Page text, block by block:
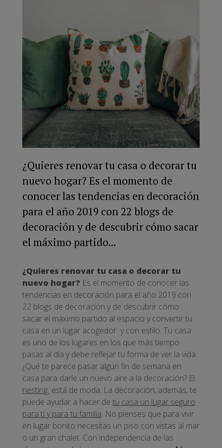
¿Quieres renovar tu casa o decorar tu
nuevo hogar? Es el momento de
conocer las tendencias en decoración
para el año 2019 con 22 blogs de
decoración y de descubrir cómo sacar
el máximo partido...
¿Quieres renovar tu casa o decorar tu
nuevo hogar? Es el momento de conocer las
tendencias en decoración para el año 2019 con
22 blogs de decoración y de descubrir cómo
sacar el máximo partido al espacio y convertir tu
casa en un lugar acogedor y con estilo. Tu casa
es uno de los lugares en los que más tiempo
pasas al día y debe reflejar tu forma de ver la vida.
¿Qué te parece pasar algún fin de semana en
casa para darle un nuevo aire a la decoración? El
nesting está de moda. La decoración, además, te
puede ayudar a hacer de tu casa un lugar seguro
para ti y para tu familia. No pienses que para vivir
en lugar bonito necesitas un piso con vistas al mar
o un gran chalet. Con independencia de las